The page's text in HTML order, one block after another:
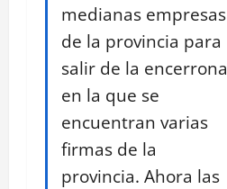
medianas empresas
de la provincia para
salir de la encerrona
en la que se
encuentran varias
firmas de la
provincia. Ahora las